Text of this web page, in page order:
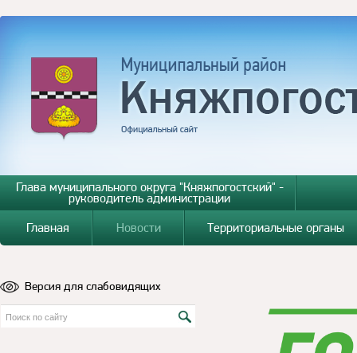
Глава муниципального округа "Княжпогостский" -
руководитель администрации
Главная
Новости Территориальные органы
Версия для слабовидящих